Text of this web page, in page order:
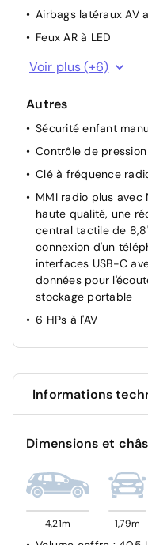
Airbags latéraux AV
Feux AR à LED
Détecteur
Avertissement de
Set de réparation
Projecteurs AV à LED
Rétroviseur intérieur
Voir plus (+6)
Autres
Sécurité enfant
Contrôle de
Clé à fréquence
MMI radio plus
haute qualité, une
central tactile de
connexion d'un
interfaces USB-C
données pour
stockage portable
6 HPs à l'AV
Informations
Dimensions et
4,21m 1,79m